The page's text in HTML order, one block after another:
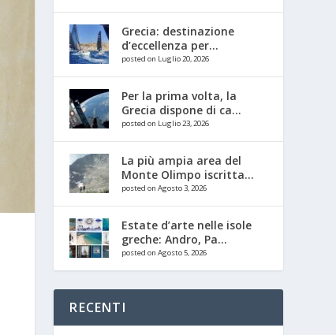
Grecia: destinazione
d’eccellenza per...
posted on Luglio 20, 2026
Per la prima volta, la
Grecia dispone di ca...
posted on Luglio 23, 2026
La più ampia area del
Monte Olimpo iscritta...
posted on Agosto 3, 2026
Estate d’arte nelle isole
greche: Andro, Pa...
posted on Agosto 5, 2026
RECENTI